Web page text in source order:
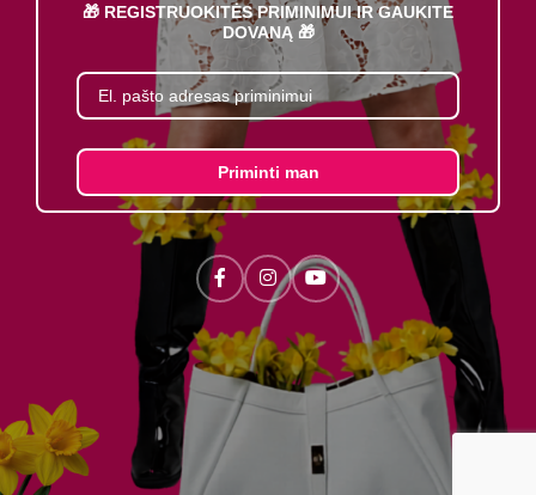
🎁 REGISTRUOKITĖS PRIMINIMUI IR GAUKITE
DOVANĄ 🎁
Priminti man